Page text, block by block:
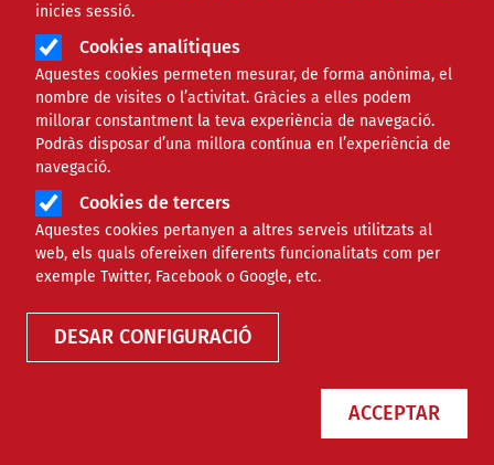
inicies sessió.
Cookies analítiques
Aquestes cookies permeten mesurar, de forma anònima, el
nombre de visites o l’activitat. Gràcies a elles podem
millorar constantment la teva experiència de navegació.
Podràs disposar d’una millora contínua en l’experiència de
navegació.
Cookies de tercers
Aquestes cookies pertanyen a altres serveis utilitzats al
web, els quals ofereixen diferents funcionalitats com per
exemple Twitter, Facebook o Google, etc.
DESAR CONFIGURACIÓ
ACCEPTAR
Finançament
Tipus